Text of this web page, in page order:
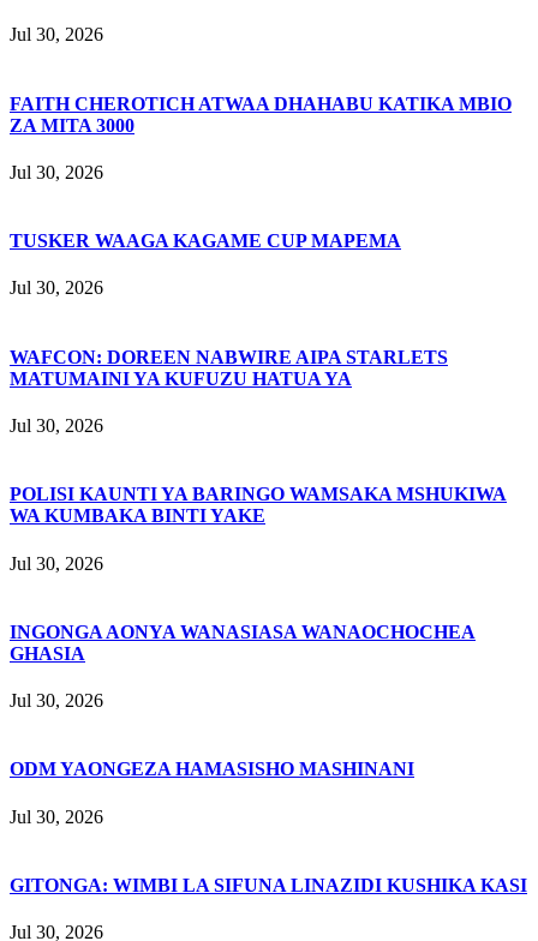
Jul 30, 2026
FAITH CHEROTICH ATWAA DHAHABU KATIKA MBIO
ZA MITA 3000
Jul 30, 2026
TUSKER WAAGA KAGAME CUP MAPEMA
Jul 30, 2026
WAFCON: DOREEN NABWIRE AIPA STARLETS
MATUMAINI YA KUFUZU HATUA YA
Jul 30, 2026
POLISI KAUNTI YA BARINGO WAMSAKA MSHUKIWA
WA KUMBAKA BINTI YAKE
Jul 30, 2026
INGONGA AONYA WANASIASA WANAOCHOCHEA
GHASIA
Jul 30, 2026
ODM YAONGEZA HAMASISHO MASHINANI
Jul 30, 2026
GITONGA: WIMBI LA SIFUNA LINAZIDI KUSHIKA KASI
Jul 30, 2026